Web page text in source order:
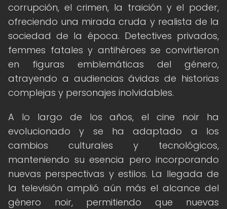
corrupción, el crimen, la traición y el poder,
ofreciendo una mirada cruda y realista de la
sociedad de la época. Detectives privados,
femmes fatales y antihéroes se convirtieron
en figuras emblemáticas del género,
atrayendo a audiencias ávidas de historias
complejas y personajes inolvidables.
A lo largo de los años, el cine noir ha
evolucionado y se ha adaptado a los
cambios culturales y tecnológicos,
manteniendo su esencia pero incorporando
nuevas perspectivas y estilos. La llegada de
la televisión amplió aún más el alcance del
género noir, permitiendo que nuevas